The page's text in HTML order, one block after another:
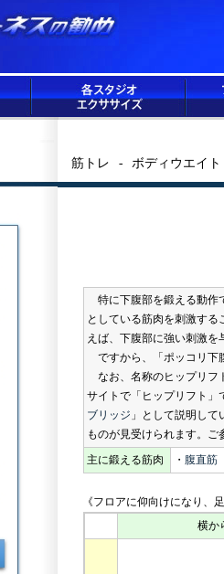
筋トレ - ボディウエイト
特に下腹部を鍛える動作
としている筋肉を刺激す
えば、下腹部に強い刺激を
ですから、「ポッコリ下
なお、名称のヒップリフ
サイトで「ヒップリフト」
ブリッジ 」として説明し
ものが見受けられます。ご
主に鍛える筋肉
・ 腹直
《フロアに仰向けになり、
横か